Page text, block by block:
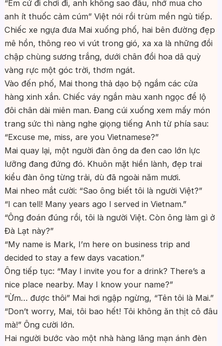
“Em cứ đi chơi đi, anh không sao đâu, nhớ mua cho
anh ít thuốc cảm cúm” Việt nói rồi trùm mền ngủ tiếp.
Chiếc xe ngựa đưa Mai xuống phố, hai bên đường đẹp
mê hồn, thông reo vi vút trong gió, xa xa là những đồi
chập chùng sương trắng, dưới chân đồi hoa dã quỳ
vàng rực một góc trời, thơm ngát.
Vào đến phố, Mai thong thả dạo bộ ngắm các cửa
hàng xinh xắn. Chiếc váy ngắn màu xanh ngọc để lộ
đôi chân dài miên man. Đang cúi xuống xem mấy món
trang sức thì nàng nghe giọng tiếng Anh từ phía sau:
“Excuse me, miss, are you Vietnamese?”
Mai quay lại, một người đàn ông da đen cao lớn lực
lưỡng đang đứng đó. Khuôn mặt hiền lành, đẹp trai
kiểu đàn ông từng trải, dù đã ngoài năm mươi.
Mai nheo mắt cười: “Sao ông biết tôi là người Việt?”
“I can tell! Many years ago I served in Vietnam.”
“Ông đoán đúng rồi, tôi là người Việt. Còn ông làm gì ở
Đà Lạt này?”
“My name is Mark, I’m here on business trip and
decided to stay a few days vacation.”
Ông tiếp tục: “May I invite you for a drink? There’s a
nice place nearby. May I know your name?”
“Ừm… được thôi” Mai hơi ngập ngừng, “Tên tôi là Mai.”
“Don’t worry, Mai, tôi bao hết! Tôi không ăn thịt cô đâu
mà!” Ông cười lớn.
Hai người bước vào một nhà hàng lãng mạn ánh đèn